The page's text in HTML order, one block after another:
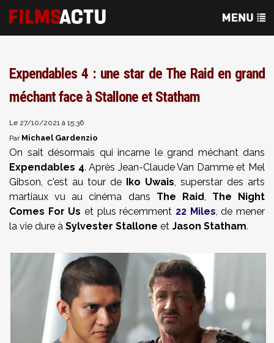
Expendables 4 : une star de The Raid en grand
méchant face à Stallone et Statham
Le 27/10/2021 à 15:36
Par Michael Gardenzio
On sait désormais qui incarne le grand méchant dans
Expendables 4. Après Jean-Claude Van Damme et Mel
Gibson, c'est au tour de Iko Uwais, superstar des arts
martiaux vu au cinéma dans The Raid, The Night
Comes For Us et plus récemment 22 Miles, de mener
la vie dure à Sylvester Stallone et Jason Statham.